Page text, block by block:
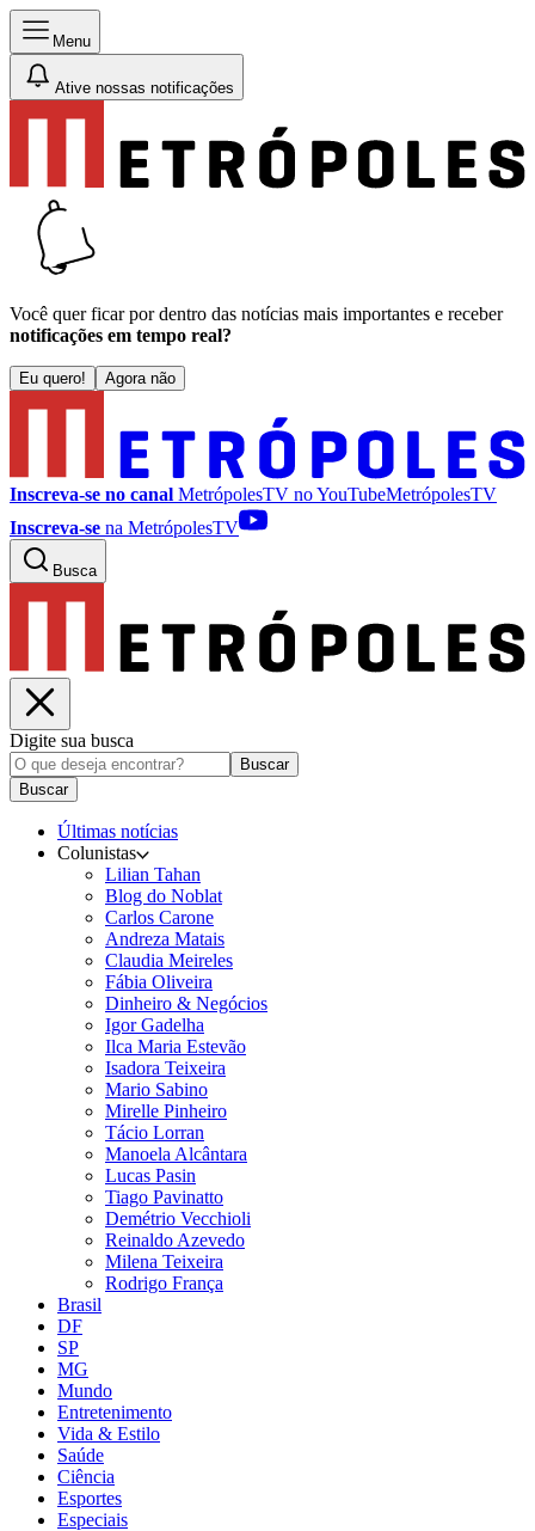
Menu
Ative nossas notificações
Você quer ficar por dentro das notícias mais importantes e receber
notificações em tempo real?
Eu quero! Agora não
Inscreva-se no canal MetrópolesTV noYouTubeMetrópolesTV
Inscreva-se na MetrópolesTV
Busca
Digite sua busca
Buscar
Buscar
Últimas notícias
Colunistas
Lilian Tahan
Blog do Noblat
Carlos Carone
Andreza Matais
Claudia Meireles
Fábia Oliveira
Dinheiro & Negócios
Igor Gadelha
Ilca Maria Estevão
Isadora Teixeira
Mario Sabino
Mirelle Pinheiro
Tácio Lorran
Manoela Alcântara
Lucas Pasin
Tiago Pavinatto
Demétrio Vecchioli
Reinaldo Azevedo
Milena Teixeira
Rodrigo França
Brasil
DF
SP
MG
Mundo
Entretenimento
Vida & Estilo
Saúde
Ciência
Esportes
Especiais